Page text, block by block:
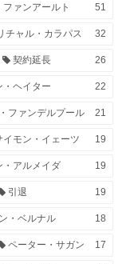
ファンアールト 51
チャル・カラパス 32
契約延長 26
・ヘイター 22
ファンデルプール 21
イモン・イェーツ 19
・アルメイダ 19
引退 19
・ベルナル 18
ペーター・サガン 17